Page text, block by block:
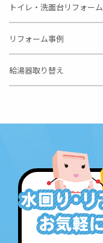
トイレ・洗面台リフォーム
リフォーム事例
給湯器取り替え